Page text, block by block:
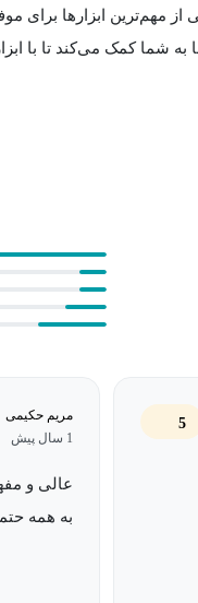
از مهم‌ترین ابزارها
شما کمک می‌کند تا با
تصویر برند شخصی خود
هستند.
5
مریم حکیمی
1 سال پیش
عالی و
به همه